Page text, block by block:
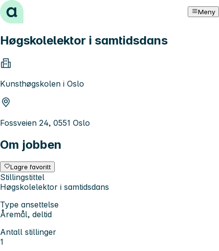
Hopp til innhold Meny
Høgskolelektor i samtidsdans
Kunsthøgskolen i Oslo
Fossveien 24, 0551 Oslo
Om jobben
Lagre favoritt
Stillingstittel
Høgskolelektor i samtidsdans
Type ansettelse
Åremål, deltid
Antall stillinger
1